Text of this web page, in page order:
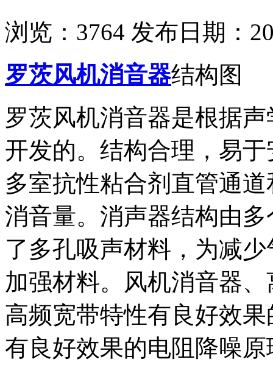
浏览： 3764 发布日期：
罗茨风机消音器结构图
罗茨风机消音器是根据
开发的。结构合理，易
多室抗性粘合剂直管通
消音量。消声器结构由
了多孔吸声材料，为减
加强材料。风机消音器
高频宽带特性有良好效
有良好效果的电阻降噪